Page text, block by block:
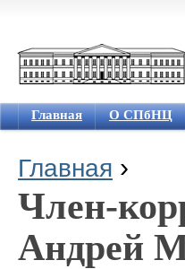
Главная О СПбНЦ
Вы здесь
Главная ›
Член-
Андрей